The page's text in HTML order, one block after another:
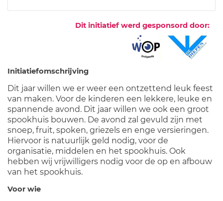
Dit initiatief werd gesponsord door:
Initiatiefomschrijving
Dit jaar willen we er weer een ontzettend leuk feest
van maken. Voor de kinderen een lekkere, leuke en
spannende avond. Dit jaar willen we ook een groot
spookhuis bouwen. De avond zal gevuld zijn met
snoep, fruit, spoken, griezels en enge versieringen.
Hiervoor is natuurlijk geld nodig, voor de
organisatie, middelen en het spookhuis. Ook
hebben wij vrijwilligers nodig voor de op en afbouw
van het spookhuis.
Voor wie